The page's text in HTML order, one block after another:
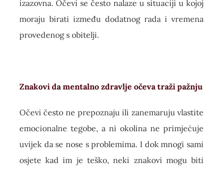
izazovna. Očevi se često nalaze u situaciji u kojoj
moraju birati između dodatnog rada i vremena
provedenog s obitelji.
Znakovi da mentalno zdravlje očeva traži pažnju
Očevi često ne prepoznaju ili zanemaruju vlastite
emocionalne tegobe, a ni okolina ne primjećuje
uvijek da se nose s problemima. I dok mnogi sami
osjete kad im je teško, neki znakovi mogu biti